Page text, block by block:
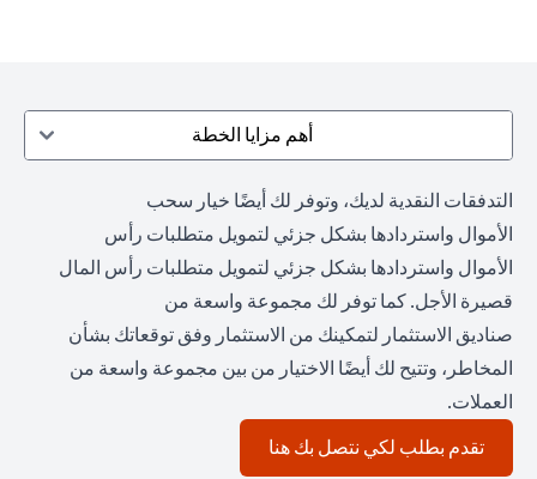
أهم مزايا الخطة
التدفقات النقدية لديك، وتوفر لك أيضًا خيار سحب
الأموال واستردادها بشكل جزئي لتمويل متطلبات رأس
الأموال واستردادها بشكل جزئي لتمويل متطلبات رأس المال
قصيرة الأجل. كما توفر لك مجموعة واسعة من
صناديق الاستثمار لتمكينك من الاستثمار وفق توقعاتك بشأن
المخاطر، وتتيح لك أيضًا الاختيار من بين مجموعة واسعة من
العملات.
تقدم بطلب لكي نتصل بك هنا